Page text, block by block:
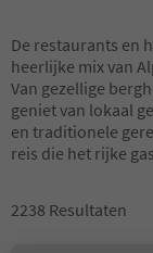
De restaurants en
heerlijke mix van
Van gezellige
geniet van lokaal
en traditionele
reis die het rijke
2238 Resultaten